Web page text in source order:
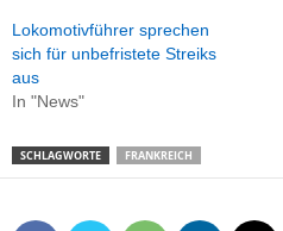
Lokomotivführer sprechen
sich für unbefristete Streiks
aus
In "News"
SCHLAGWORTE FRANKREICH